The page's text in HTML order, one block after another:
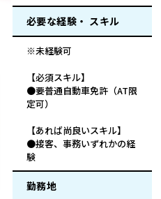
必要な経験・ スキル
※未経験可
【必須スキル】
●要普通自動車免許（AT限
定可）
【あれば尚良いスキル】
●接客、事務いずれかの経
験
勤務地